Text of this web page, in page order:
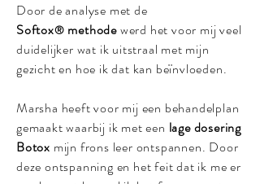
Door de analyse met de
Softox® methodewerd het voor mij veel
duidelijker wat ik uitstraal met mijn
gezicht en hoe ik dat kan beïnvloeden.
Marsha heeft voor mij een behandelplan
gemaakt waarbij ik met een lage dosering
Botox mijn frons leer ontspannen. Door
deze ontspanning en het feit dat ik me er